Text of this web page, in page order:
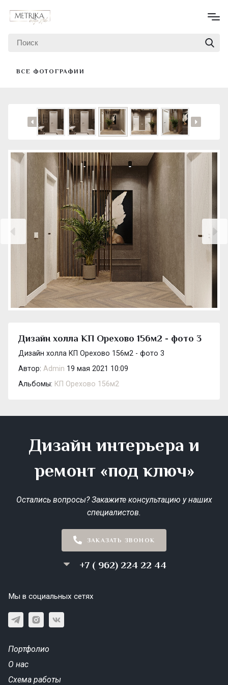
ВСЕ ФОТОГРАФИИ
Дизайн холла КП Орехово 156м2 - фото 3
Дизайн холла КП Орехово 156м2 - фото 3
Автор: Admin 19 мая 2021 10:09
Альбомы: КП Орехово 156м2
Дизайн интерьера и
ремонт «под ключ»
Остались вопросы? Закажите консультацию у наших
специалистов.
ЗАКАЗАТЬ ЗВОНОК
+7 ( 962) 224 22 44
Мы в социальных сетях
Портфолио
О нас
Схема работы